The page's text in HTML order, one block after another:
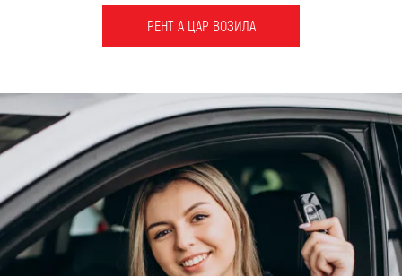
РЕНТ А ЦАР ВОЗИЛА